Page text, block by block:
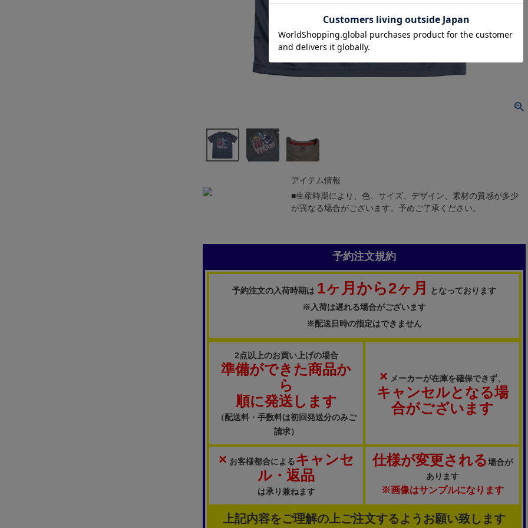
アイテム情報
■生産時期により、色、サイズ、デザイン、素材の質感が多少
が異なる場合がございます。予めご了承ください。
予約注文規約
予約注文の入荷時期は 1ヶ月から2ヶ月
となっております
※入荷は遅れる場合がございます
※配送日時の指定はできません
2点以上のお買い上げの場合
準備ができた商品か
ら
順に発送します
（配送料・手数料は初回発送分のみご
請求）
× メーカーが在庫を確保できず、
キャンセルとなる場
合がございます
× お客様都合によるキャンセ
ル・返品
は承り兼ねます
仕様が変更される場合が
あります
※画像はサンプルになります
上記内容をご理解の上ご注文するようお願い致します